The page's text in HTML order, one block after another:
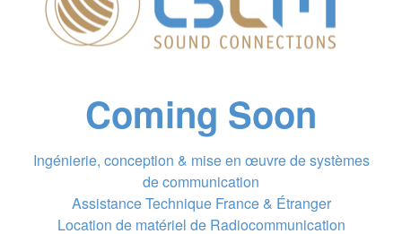
Coming Soon
Ingénierie, conception & mise en œuvre de systèmes
de communication
Assistance Technique France & Étranger
Location de matériel de Radiocommunication